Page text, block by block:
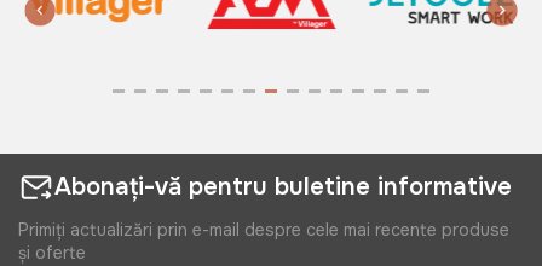
Abonați-vă pentru buletine informative
Primiți actualizări prin e-mail despre cele mai recente produse
și oferte